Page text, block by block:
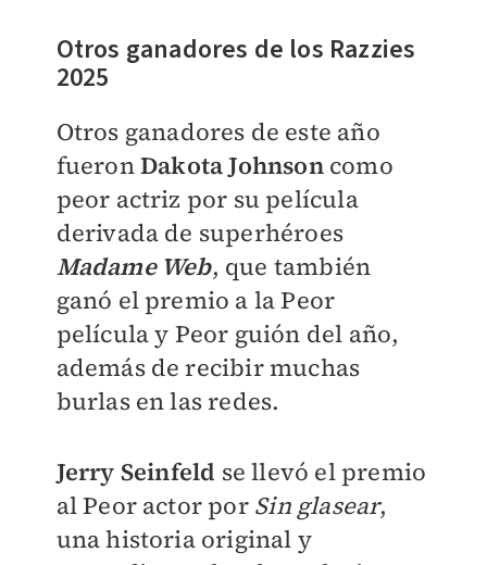
Otros ganadores de los Razzies
2025
Otros ganadores de este año
fueronDakota Johnsoncomo
peor actriz por su película
derivada de superhéroes
Madame Web, que también
ganó el premio a la Peor
película y Peor guión del año,
además de recibir muchas
burlas en las redes.
Jerry Seinfeld se llevó el premio
al Peor actor por Sin glasear,
una historia original y